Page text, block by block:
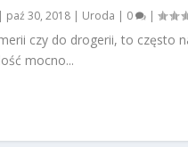
| paź 30, 2018 | Uroda | 0 |
czy do drogerii, to często
mocno...